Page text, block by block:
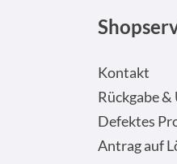
Kontakt
Rückgabe
Defektes
Antrag auf